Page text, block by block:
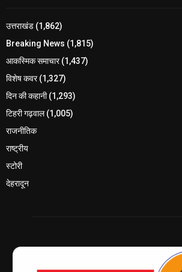
उत्तराखंड (1,862)
Breaking News (1,815)
आकस्मिक समाचार(1,437)
विशेष कवर(1,327)
दिन की कहानी(1,293)
टिहरी गढ़वाल(1,005)
राजनीतिक
राष्ट्रीय
स्टोरी
देहरादून